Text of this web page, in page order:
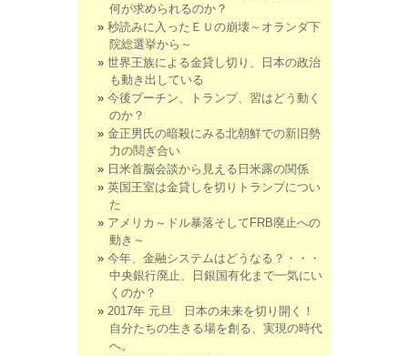
何が求められるのか？
秒読みに入ったＥＵの崩壊～オランダ下
院総選挙から～
世界王族による金貸し切り、日本の政治
も動き出している
今後プーチン、トランプ、習はどう動く
のか？
金正男氏の暗殺にみる北朝鮮での新旧勢
力の鬩ぎ合い
日米首脳会談から見える日米露の関係
英国王室は金貸しを切りトランプについ
た
アメリカ～ドル暴落そしてFRB廃止への
動き～
今年、金融システムはどうなる？・・・
中央銀行廃止、日銀国有化まで一気にい
くのか？
2017年 元旦 日本の未来を切り開く！
自分たちの生きる場を創る、実現の時代
へ。